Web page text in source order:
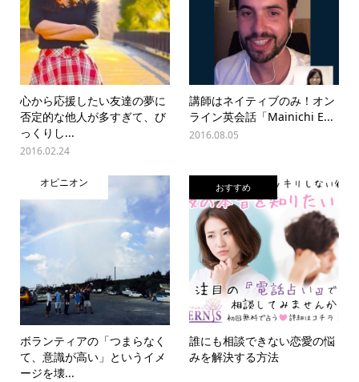
心から応援したい友達の夢に
否定的な他人が多すぎて、び
っくりし...
2016.02.24
講師はネイティブのみ！オン
ライン英会話「Mainichi E...
2016.08.05
オピニオン
ボランティアの「つまらなく
て、意識が高い」というイメ
ージを壊...
おすすめ
誰にも相談できない恋愛の悩
みを解決する方法